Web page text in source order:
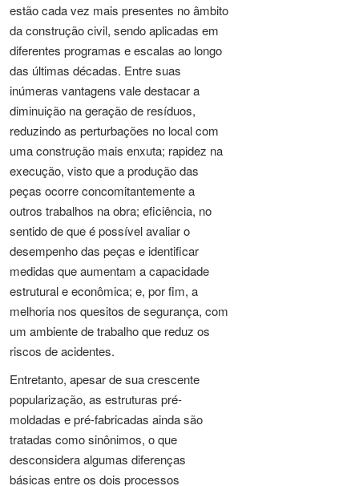
estão cada vez mais presentes no âmbito
da construção civil, sendo aplicadas em
diferentes programas e escalas ao longo
das últimas décadas. Entre suas
inúmeras vantagens vale destacar a
diminuição na geração de resíduos,
reduzindo as perturbações no local com
uma construção mais enxuta; rapidez na
execução, visto que a produção das
peças ocorre concomitantemente a
outros trabalhos na obra; eficiência, no
sentido de que é possível avaliar o
desempenho das peças e identificar
medidas que aumentam a capacidade
estrutural e econômica; e, por fim, a
melhoria nos quesitos de segurança, com
um ambiente de trabalho que reduz os
riscos de acidentes.
Entretanto, apesar de sua crescente
popularização, as estruturas pré-
moldadas e pré-fabricadas ainda são
tratadas como sinônimos, o que
desconsidera algumas diferenças
básicas entre os dois processos